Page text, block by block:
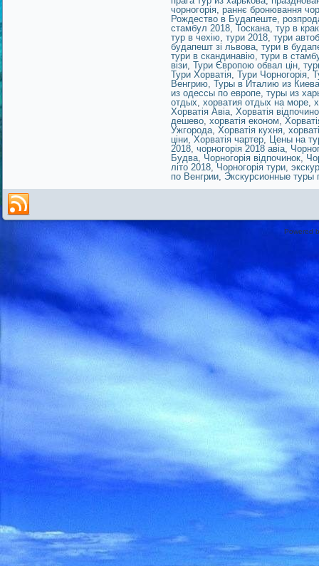
чорногорія раннє бронювання
Рождество в Будапеште
стамбул 2018 ,Тоскана тур в
тур в чехію тури 2018 тури
будапешт зі львова тури в
тури в скандинавію тури в
візи Тури Європою обвал цін
Тури Хорватія Тури Чорногорія,
Венгрию Туры в Италию из Киева
из одессы по европе туры из
отдых хорватия отдых на море ,
Хорватія Авіа Хорватія
дешево хорватія економ ,
Ужгорода Хорватія кухня
ціни ,Хорватія чартер, Цены на
2018 чорногорія 2018 авіа
Будва Чорногорія відпочинок,
літо 2018 ,Чорногорія тури
по Венгрии Экскурсионные туры
Powered